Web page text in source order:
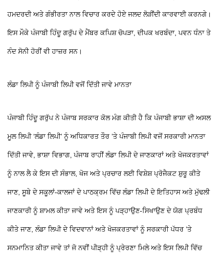
ਹਮਦਰਦੀ ਅਤੇ ਗੰਭੀਰਤਾ ਨਾਲ ਵਿਚਾਰ ਕਰਦੇ ਹੋਏ ਜਲਦ ਲੋੜੀਂਦੀ ਕਾਰਵਾਈ ਕਰਨਗੇ।
ਇਸ ਮੌਕੇ ਪੰਜਾਬੀ ਹਿੰਦੂ ਗਰੁੱਪ ਦੇ ਮੈਂਬਰ ਕਪਿਸ਼ ਚੋਪੜਾ, ਦੀਪਕ ਖਰਬੰਦਾ, ਪਵਨ ਧੰਨਾ ਤੇ
ਨੰਦ ਸੋਨੀ ਹੋਰੀਂ ਵੀ ਹਾਜ਼ਰ ਸਨ।
ਲੰਡਾ ਲਿਪੀ ਨੂੰ ਪੰਜਾਬੀ ਲਿਪੀ ਵਜੋਂ ਦਿੱਤੀ ਜਾਵੇ ਮਾਨਤਾ
ਪੰਜਾਬੀ ਹਿੰਦੂ ਗਰੁੱਪ ਨੇ ਪੰਜਾਬ ਸਰਕਾਰ ਕੋਲ ਮੰਗ ਕੀਤੀ ਹੈ ਕਿ ਪੰਜਾਬੀ ਭਾਸ਼ਾ ਦੀ ਅਸਲ
ਮੂਲ ਲਿਪੀ ‘ਲੰਡਾ ਲਿਪੀ’ ਨੂੰ ਅਧਿਕਾਰਤ ਤੌਰ ’ਤੇ ਪੰਜਾਬੀ ਲਿਪੀ ਵਜੋਂ ਸਰਕਾਰੀ ਮਾਨਤਾ
ਦਿੱਤੀ ਜਾਵੇ, ਭਾਸ਼ਾ ਵਿਭਾਗ, ਪੰਜਾਬ ਰਾਹੀਂ ਲੰਡਾ ਲਿਪੀ ਦੇ ਜਾਣਕਾਰਾਂ ਅਤੇ ਖੋਜਕਰਤਾਵਾਂ
ਨੂੰ ਨਾਲ ਲੈ ਕੇ ਇਸ ਦੀ ਸੰਭਾਲ, ਖੋਜ ਅਤੇ ਪ੍ਰਚਾਰ ਲਈ ਵਿਸ਼ੇਸ਼ ਪ੍ਰੋਜੈਕਟ ਸ਼ੁਰੂ ਕੀਤੇ
ਜਾਣ, ਸੂਬੇ ਦੇ ਸਕੂਲਾਂ-ਕਾਲਜਾਂ ਦੇ ਪਾਠਕ੍ਰਮ ਵਿੱਚ ਲੰਡਾ ਲਿਪੀ ਦੇ ਇਤਿਹਾਸ ਅਤੇ ਮੁੱਢਲੀ
ਜਾਣਕਾਰੀ ਨੂੰ ਸ਼ਾਮਲ ਕੀਤਾ ਜਾਵੇ ਅਤੇ ਇਸ ਨੂੰ ਪੜ੍ਹਾਉਣ-ਸਿਖਾਉਣ ਦੇ ਯੋਗ ਪ੍ਰਬੰਧ
ਕੀਤੇ ਜਾਣ, ਲੰਡਾ ਲਿਪੀ ਦੇ ਵਿਦਵਾਨਾਂ ਅਤੇ ਖੋਜਕਰਤਾਵਾਂ ਨੂੰ ਸਰਕਾਰੀ ਪੱਧਰ ’ਤੇ
ਸਨਮਾਨਿਤ ਕੀਤਾ ਜਾਵੇ ਤਾਂ ਜੋ ਨਵੀਂ ਪੀੜ੍ਹੀ ਨੂੰ ਪ੍ਰੇਰਣਾ ਮਿਲੇ ਅਤੇ ਇਸ ਲਿਪੀ ਵਿੱਚ